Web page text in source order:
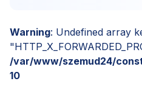
Warning: Undefined array
/var/www/szemud24/
10